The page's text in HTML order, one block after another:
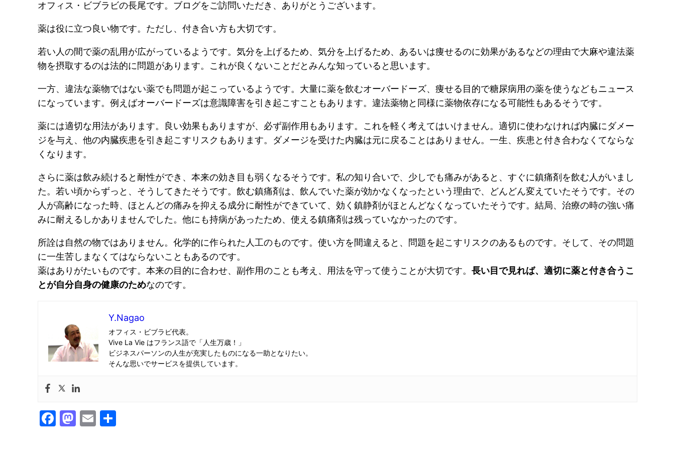
オフィス・ビブラビの長尾です。ブログをご訪問いただき、ありがとうございます。
薬は役に立つ良い物です。ただし、付き合い方も大切です。
若い人の間で薬の乱用が広がっているようです。気分を上げるため、気分を上げるため、あるいは痩せるのに効果があるなどの理由で大麻や違法薬
物を摂取するのは法的に問題があります。これが良くないことだとみんな知っていると思います。
一方、違法な薬物ではない薬でも問題が起こっているようです。大量に薬を飲むオーバードーズ、痩せる目的で糖尿病用の薬を使うなどもニュース
になっています。例えばオーバードーズは意識障害を引き起こすこともあります。違法薬物と同様に薬物依存になる可能性もあるそうです。
薬には適切な用法があります。良い効果もありますが、必ず副作用もあります。これを軽く考えてはいけません。適切に使わなければ内臓にダメー
ジを与え、他の内臓疾患を引き起こすリスクもあります。ダメージを受けた内臓は元に戻ることはありません。一生、疾患と付き合わなくてならな
くなります。
さらに薬は飲み続けると耐性ができ、本来の効き目も弱くなるそうです。私の知り合いで、少しでも痛みがあると、すぐに鎮痛剤を飲む人がいまし
た。若い頃からずっと、そうしてきたそうです。飲む鎮痛剤は、飲んでいた薬が効かなくなったという理由で、どんどん変えていたそうです。その
人が高齢になった時、ほとんどの痛みを抑える成分に耐性ができていて、効く鎮静剤がほとんどなくなっていたそうです。結局、治療の時の強い痛
みに耐えるしかありませんでした。他にも持病があったため、使える鎮痛剤は残っていなかったのです。
所詮は自然の物ではありません。化学的に作られた人工のものです。使い方を間違えると、問題を起こすリスクのあるものです。そして、その問題
に一生苦しまなくてはならないこともあるのです。
薬はありがたいものです。本来の目的に合わせ、副作用のことも考え、用法を守って使うことが大切です。長い目で見れば、適切に薬と付き合うこ
とが自分自身の健康のためなのです。
Y.Nagao
オフィス・ビブラビ代表。
Vive La Vie はフランス語で「人生万歳！」
ビジネスパーソンの人生が充実したものになる一助となりたい。
そんな思いでサービスを提供しています。
Facebook
Mastodon
Email